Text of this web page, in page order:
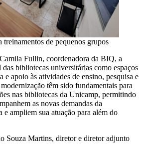
treinamentos de pequenos grupos
Fullin, coordenadora da BIQ, a
bibliotecas universitárias como espaços
e apoio às atividades de ensino, pesquisa e
têm sido fundamentais para
nas bibliotecas da Unicamp, permitindo
as novas demandas da
ampliem sua atuação para além do
Souza Martins, diretor e diretor adjunto